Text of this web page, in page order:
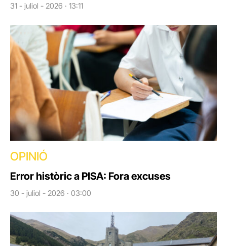
31 - juliol - 2026 · 13:11
OPINIÓ
Error històric a PISA: Fora excuses
30 - juliol - 2026 · 03:00